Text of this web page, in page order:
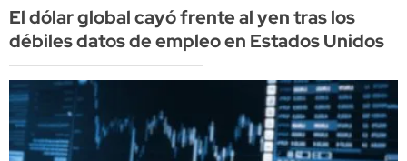
El dólar global cayó frente al yen tras los
débiles datos de empleo en Estados Unidos